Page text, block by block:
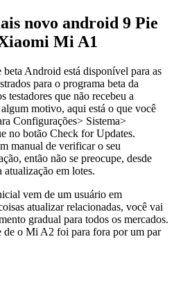
novo android 9 Pie
Mi A1
beta Android está disponível para as
para o programa beta da
testadores que não recebeu a
motivo, aqui está o que você
Configurações> Sistema>
no botão Check for Updates.
manual de verificar o seu
então não se preocupe, desde
em lotes.
vem de um usuário em
atualizar relacionadas, você vai
gradual para todos os mercados.
de o Mi A2 foi para fora por um par